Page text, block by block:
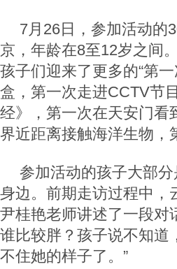
7月26日，参加活动的
京，年龄在8至12岁之间
孩子们迎来了更多的“第
盒，第一次走进CCTV节
经》，第一次在天安门看
界近距离接触海洋生物
参加活动的孩子大部
身边。前期走访过程中，
尹桂艳老师讲述了一段对
谁比较胖？孩子说不知道
不住她的样子了。”